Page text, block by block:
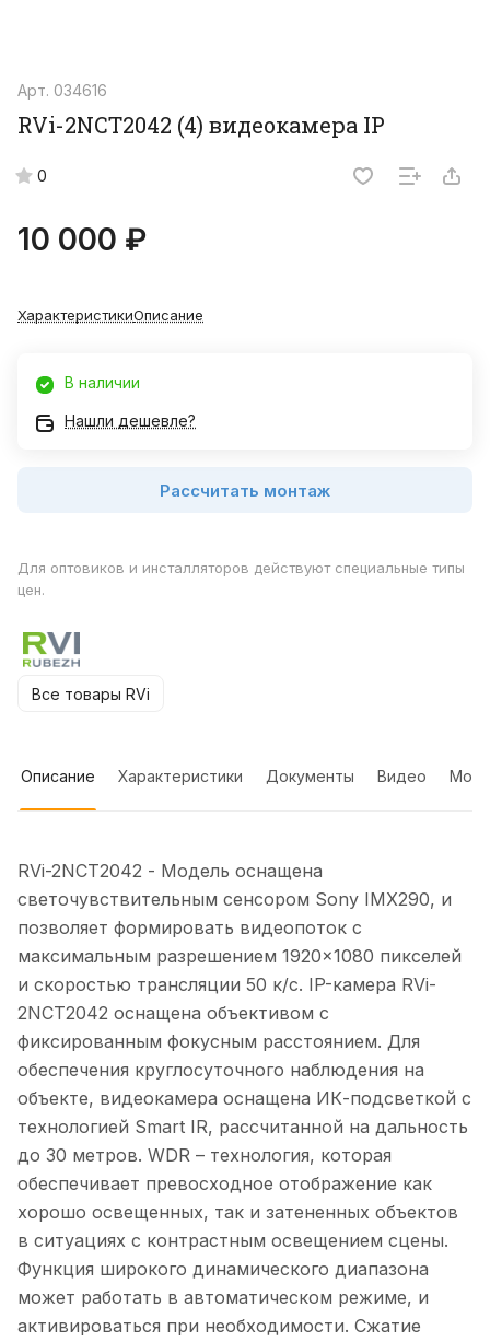
Арт. 034616
RVi-2NCT2042 (4) видеокамера IP
0
10 000 ₽
ХарактеристикиОписание
В наличии
Нашли дешевле?
Рассчитать монтаж
Для оптовиков и инсталляторов действуют специальные типы
цен.
Все товары RVi
Описание Характеристики Документы Видео
RVi-2NCT2042 - Модель оснащена
светочувствительным сенсором Sony IMX290, и
позволяет формировать видеопоток с
максимальным разрешением 1920×1080 пикселей
и скоростью трансляции 50 к/с. IP-камера RVi-
2NCT2042 оснащена объективом с
фиксированным фокусным расстоянием. Для
обеспечения круглосуточного наблюдения на
объекте, видеокамера оснащена ИК-подсветкой с
технологией Smart IR, рассчитанной на дальность
до 30 метров. WDR – технология, которая
обеспечивает превосходное отображение как
хорошо освещенных, так и затененных объектов
в ситуациях с контрастным освещением сцены.
Функция широкого динамического диапазона
может работать в автоматическом режиме, и
активироваться при необходимости. Сжатие